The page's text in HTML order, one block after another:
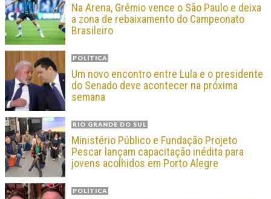
Na Arena, Grêmio vence o São Paulo e deixa
a zona de rebaixamento do Campeonato
Brasileiro
POLÍTICA
Um novo encontro entre Lula e o presidente
do Senado deve acontecer na próxima
semana
RIO GRANDE DO SUL
Ministério Público e Fundação Projeto
Pescar lançam capacitação inédita para
jovens acolhidos em Porto Alegre
POLÍTICA